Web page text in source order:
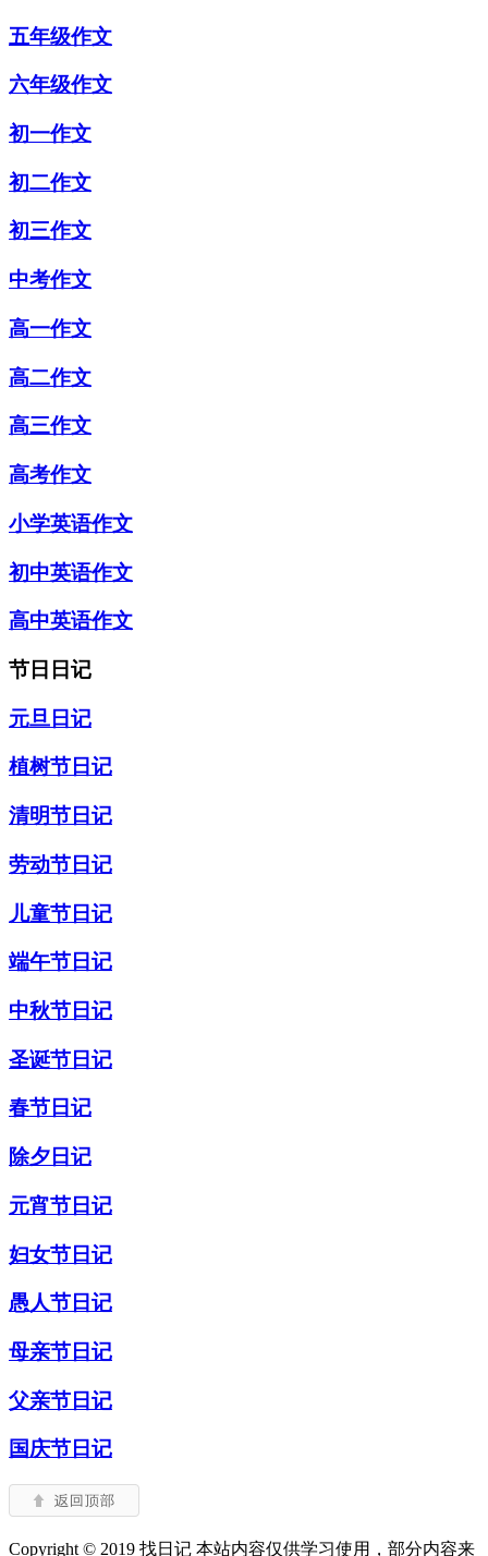
五年级作文
六年级作文
初一作文
初二作文
初三作文
中考作文
高一作文
高二作文
高三作文
高考作文
小学英语作文
初中英语作文
高中英语作文
节日日记
元旦日记
植树节日记
清明节日记
劳动节日记
儿童节日记
端午节日记
中秋节日记
圣诞节日记
春节日记
除夕日记
元宵节日记
妇女节日记
愚人节日记
母亲节日记
父亲节日记
国庆节日记
Copyright © 2019 找日记 本站内容仅供学习使用，部分内容来